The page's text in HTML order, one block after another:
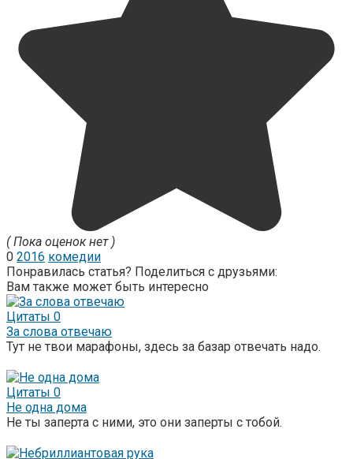
( Пока оценок нет )
0 2016 комедии
Понравилась статья? Поделиться с друзьями:
Вам также может быть интересно
Цитаты 0
За слова отвечаю
Тут не твои марафоны, здесь за базар отвечать надо.
Цитаты 0
Не одна дома
Не ты заперта с ними, это они заперты с тобой.